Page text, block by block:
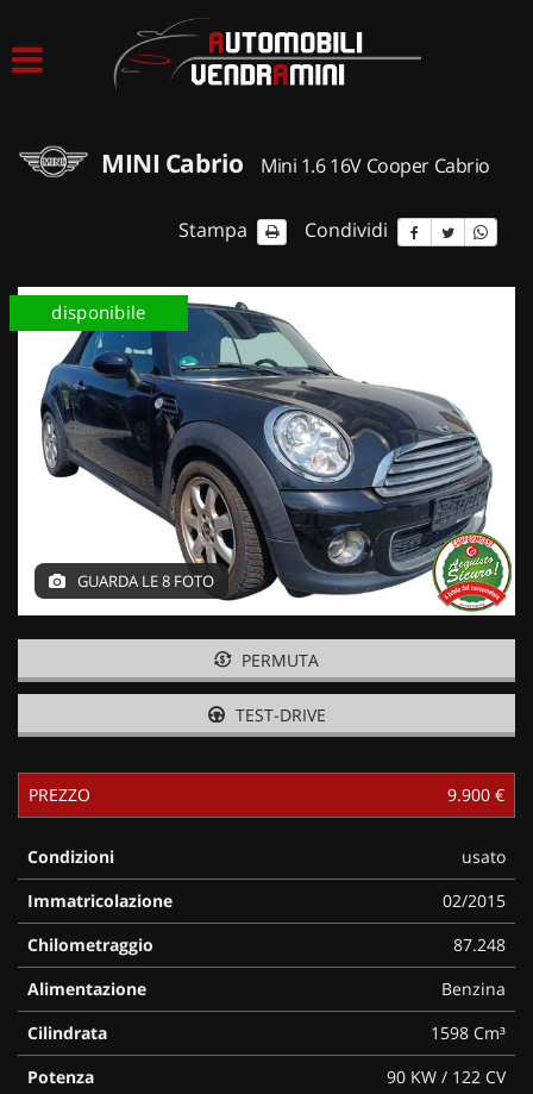
ACQUISTIAMO USATO
CONTATTI
MINI Cabrio Mini 1.6 16V Cooper Cabrio
Stampa Condividi
disponibile
GUARDA LE 8 FOTO
PERMUTA
TEST-DRIVE
PREZZO 9.900 €
Condizioni
usato
Immatricolazione
02/2015
Chilometraggio
87.248
Alimentazione
Benzina
Cilindrata
1598 Cm³
Potenza
90 KW / 122 CV